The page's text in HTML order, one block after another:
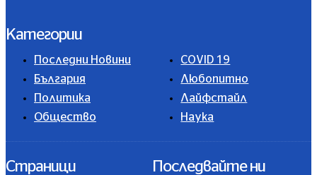
Категории
Последни Новини
България
Политика
Общество
COVID 19
Любопитно
Лайфстайл
Наука
Страници Последвайте ни